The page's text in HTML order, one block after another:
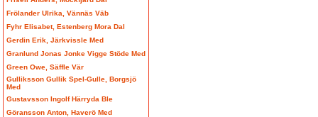
Frölander Ulrika, Vännäs Väb
Fyhr Elisabet, Estenberg Mora Dal
Gerdin Erik, Järkvissle Med
Granlund Jonas Jonke Vigge Stöde Med
Green Owe, Säffle Vär
Gulliksson Gullik Spel-Gulle, Borgsjö
Med
Gustavsson Ingolf Härryda Ble
Göransson Anton, Haverö Med